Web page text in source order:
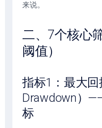
来说。
二、7个核心
阈值）
指标1：最大回
Drawdown）
标